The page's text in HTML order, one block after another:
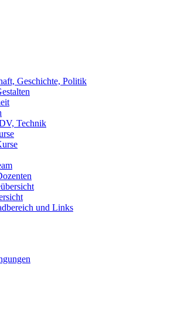
Geschichte, Politik
Technik
und Links